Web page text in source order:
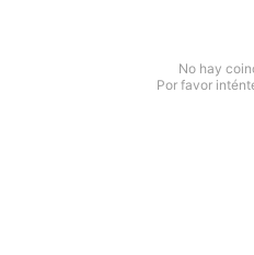
No hay
Por favor